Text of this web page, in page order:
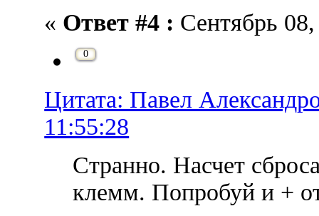
« Ответ #4 : Сентябрь
0
Цитата: Павел
11:55:28
Странно. Насчет
клемм. Попробуй и +